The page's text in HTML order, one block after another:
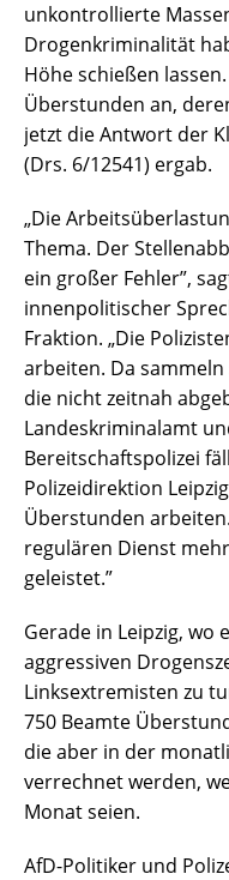
unkontrollierte
Drogenkriminalität
Höhe schießen
Überstunden an,
jetzt die Antwort der
(Drs. 6/12541) ergab.
„Die
Thema. Der
ein großer Fehler”,
innenpolitischer
Fraktion. „Die
arbeiten. Da
die nicht zeitnah
Landeskriminalamt
Bereitschaftspolizei
Polizeidirektion
Überstunden
regulären Dienst
geleistet.”
Gerade in Leipzig, wo
aggressiven
Linksextremisten zu
750 Beamte
die aber in der
verrechnet werden,
Monat seien.
AfD-Politiker und